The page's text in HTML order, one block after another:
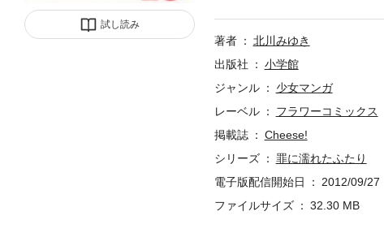
試し読み
著者
北川みゆき
出版社
小学館
ジャンル
少女マンガ
レーベル
フラワーコミックス
掲載誌
Cheese!
シリーズ
罪に濡れたふたり
電子版配信開始日
2012/09/27
ファイルサイズ
32.30 MB